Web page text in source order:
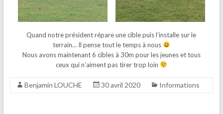
Quand notre président répare une cible puis l’installe sur le
terrain… Il pense tout le temps à nous
Nous avons maintenant 6 cibles à 30m pour les jeunes et tous
ceux qui n’aiment pas tirer trop loin
Benjamin LOUCHE 30 avril 2020 Informations